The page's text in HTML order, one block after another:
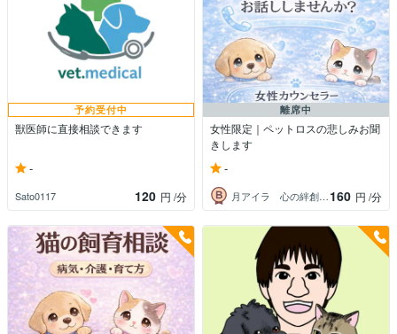
予約受付中
獣医師に直接相談できます
-
Sato0117 120 円 /分
離席中
女性限定｜ペットロスの悲しみお聞
きします
-
月アイラ 心の絆創膏 女性専門 160 円 /分